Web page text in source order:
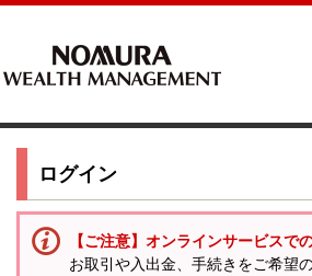
ログイン
【ご注意】オンラインサービス
お取引や入出金、手続きをご希望